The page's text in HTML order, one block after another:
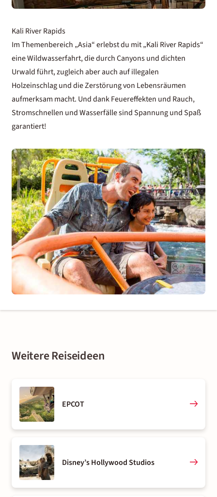
Kali River Rapids
Im Themenbereich „Asia“ erlebst du mit „Kali River Rapids“
eine Wildwasserfahrt, die durch Canyons und dichten
Urwald führt, zugleich aber auch auf illegalen
Holzeinschlag und die Zerstörung von Lebensräumen
aufmerksam macht. Und dank Feuereffekten und Rauch,
Stromschnellen und Wasserfälle sind Spannung und Spaß
garantiert!
Weitere Reiseideen
EPCOT
Disney’s Hollywood Studios